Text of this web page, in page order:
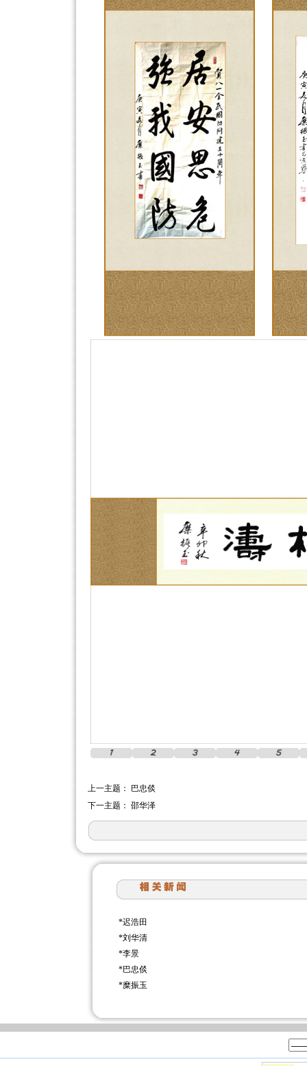
上一主题：
巴忠倓
下一主题：邵华泽
*迟浩田
*刘华清
*李景
*巴忠倓
*糜振玉